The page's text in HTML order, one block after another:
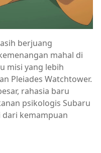
berjuang
mahal di
misi yang lebih
Pleiades Watchtower.
rahasia baru
psikologis Subaru
kemampuan